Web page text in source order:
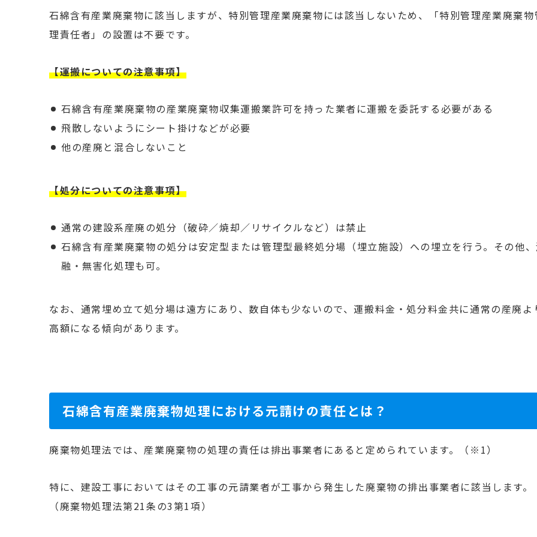
石綿含有産業廃棄物に該当しますが、特別管理産業廃棄物には該当しないため、「特別管理産業廃棄物
理責任者」の設置は不要です。
【運搬についての注意事項】
石綿含有産業廃棄物の産業廃棄物収集運搬業許可を持った業者に運搬を委託する必要がある
飛散しないようにシート掛けなどが必要
他の産廃と混合しないこと
【処分についての注意事項】
通常の建設系産廃の処分（破砕／焼却／リサイクルなど）は禁止
石綿含有産業廃棄物の処分は安定型または管理型最終処分場（埋立施設）への埋立を行う。その他
融・無害化処理も可。
なお、通常埋め立て処分場は遠方にあり、数自体も少ないので、運搬料金・処分料金共に通常の産廃よ
高額になる傾向があります。
石綿含有産業廃棄物処理における元請けの責任とは？
廃棄物処理法では、産業廃棄物の処理の責任は排出事業者にあると定められています。（※1）
特に、建設工事においてはその工事の元請業者が工事から発生した廃棄物の排出事業者に該当します。
（廃棄物処理法第21条の3第1項）